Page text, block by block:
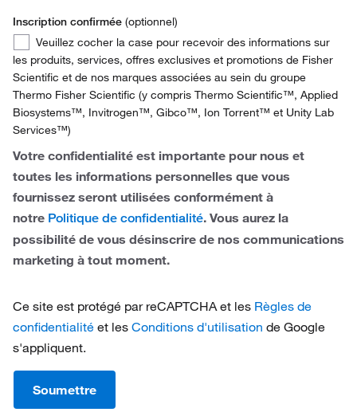
Netherlands
Norway
Spain
Switzerland
United Kingdom
Gestion de la production
Opérations / Gestion des installations
Achats
Santé et sécurité environnementales (EH&S)
Responsable des magasins
Responsable qualité
Inscription confirmée (optionnel)
Inscription
confirmée
Veuillez cocher la case pour recevoir des informations sur
les produits, services, offres exclusives et promotions de Fisher
Scientific et de nos marques associées au sein du groupe
Thermo Fisher Scientific (y compris Thermo Scientific™, Applied
Biosystems™, Invitrogen™, Gibco™, Ion Torrent™ et Unity Lab
Services™)
Votre confidentialité est importante pour nous et
toutes les informations personnelles que vous
fournissez seront utilisées conformément à
notre Politique de confidentialité. Vous aurez la
possibilité de vous désinscrire de nos communications
marketing à tout moment.
Ce site est protégé par reCAPTCHA et les Règles de
confidentialité et les Conditions d'utilisation de Google
s'appliquent.
Soumettre